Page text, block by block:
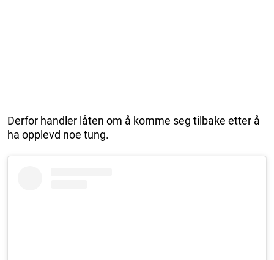
Derfor handler låten om å komme seg tilbake etter å
ha opplevd noe tung.